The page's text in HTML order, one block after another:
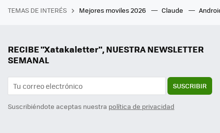
TEMAS DE INTERÉS Mejores moviles 2026 Claude
RECIBE "Xatakaletter", NUESTRA NEWSLETTER
SEMANAL
SUSCRIBIR
Suscribiéndote aceptas nuestra política de privacidad